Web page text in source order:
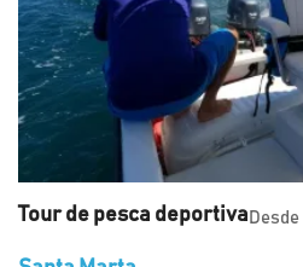
Tour de pesca deportiva Desde